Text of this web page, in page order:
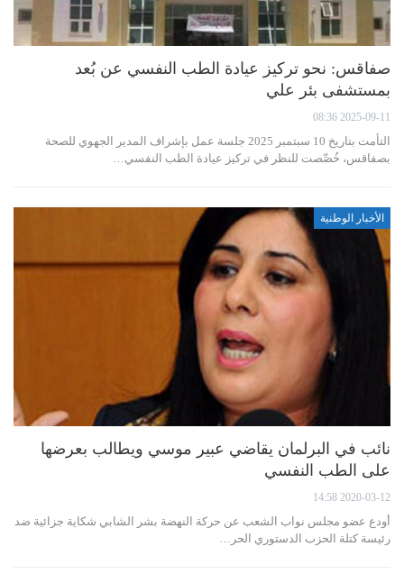
صفاقس: نحو تركيز عيادة الطب النفسي عن بُعد
بمستشفى بئر علي
2025-09-11 08:36
التأمت بتاريخ 10 سبتمبر 2025 جلسة عمل بإشراف المدير الجهوي للصحة
بصفاقس، خُصِّصت للنظر في تركيز عيادة الطب النفسي…
الأخبار الوطنية
نائب في البرلمان يقاضي عبير موسي ويطالب بعرضها
على الطب النفسي
2020-03-12 14:58
أودع عضو مجلس نواب الشعب عن حركة النهضة بشر الشابي شكاية جزائية ضد
رئيسة كتلة الحزب الدستوري الحر…